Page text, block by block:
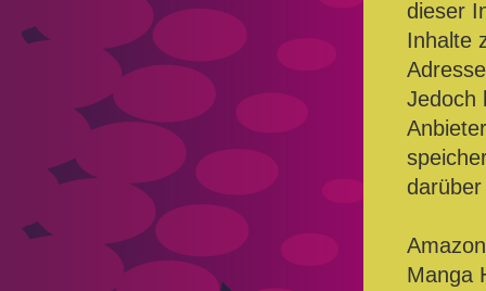
dieser
Inhalte
Jedoch
Manga